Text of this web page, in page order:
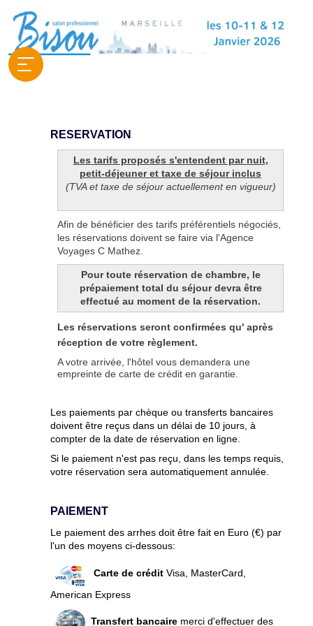
RESERVATION
Les tarifs proposés s'entendent par nuit,
petit-déjeuner et taxe de séjour inclus
(TVA et taxe de séjour actuellement en vigueur)
Afin de bénéficier des tarifs préférentiels négociés,
les réservations doivent se faire via l'Agence
Voyages C Mathez.
Pour toute réservation de chambre, le
prépaiement total du séjour devra être
effectué au moment de la réservation.
Les réservations seront confirmées qu' après
réception de votre règlement.
A votre arrivée, l'hôtel vous demandera une
empreinte de carte de crédit en garantie.
Les paiements par chèque ou transferts bancaires
doivent être reçus dans un délai de 10 jours, à
compter de la date de réservation en ligne.
Si le paiement n'est pas reçu, dans les temps requis,
votre réservation sera automatiquement annulée.
PAIEMENT
Le paiement des arrhes doit être fait en Euro (€) par
l'un des moyens ci-dessous:
Carte de crédit Visa, MasterCard,
American Express
Transfert bancaire merci d'effectuer des